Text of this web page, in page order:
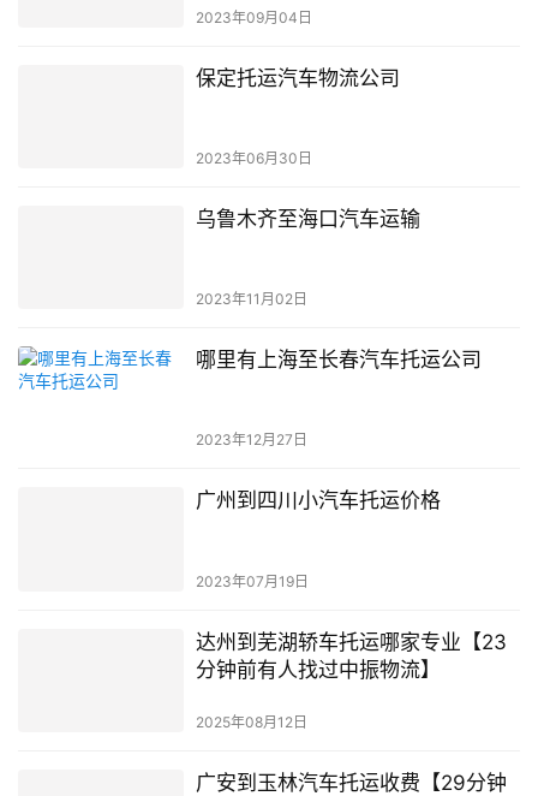
2023年09月04日
保定托运汽车物流公司
2023年06月30日
乌鲁木齐至海口汽车运输
2023年11月02日
哪里有上海至长春汽车托运公司
2023年12月27日
广州到四川小汽车托运价格
2023年07月19日
达州到芜湖轿车托运哪家专业【23
分钟前有人找过中振物流】
2025年08月12日
广安到玉林汽车托运收费【29分钟